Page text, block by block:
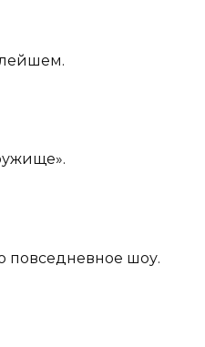
повседневное шоу.